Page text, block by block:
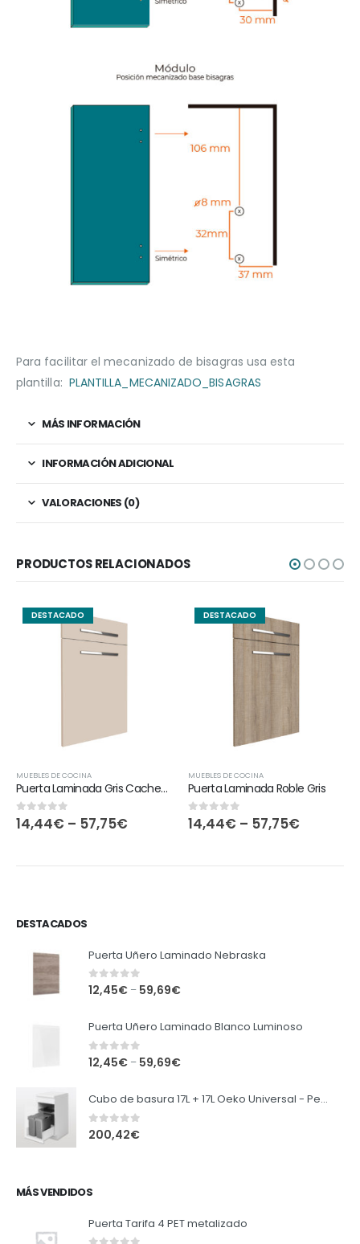
Para facilitar el mecanizado de bisagras usa esta
plantilla: PLANTILLA_MECANIZADO_BISAGRAS
MÁS INFORMACIÓN
INFORMACIÓN ADICIONAL
VALORACIONES (0)
PRODUCTOS RELACIONADOS
DESTACADO
MUEBLES DE COCINA
Puerta Laminada Gris Cachemira
0 out of 5
14,44€ – 57,75€
DESTACADO
MUEBLES DE COCINA
Puerta Laminada Roble Gris
0 out of 5
14,44€ – 57,75€
DESTACADOS
Puerta Uñero Laminado Nebraska
0out of 5
12,45€ – 59,69€
Puerta Uñero Laminado Blanco Luminoso
0out of 5
12,45€ – 59,69€
Cubo de basura 17L + 17L Oeko Universal - Peka
0out of 5
200,42€
MÁS VENDIDOS
Puerta Tarifa 4 PET metalizado